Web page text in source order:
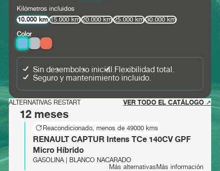
Kilómetros incluidos
10.000 km 15.000 km 20.000 km 25.000 km
30.000 km
Color
Sin desembolso inicial.Flexibilidad total.
Seguro y mantenimiento incluido.
ALTERNATIVAS RESTART VER TODO EL CATÁLOGO ↗
12 meses
Reacondicionado, menos de 49000 kms
RENAULT CAPTUR Intens TCe 140CV GPF
Micro Híbrido
GASOLINA | BLANCO NACARADO
Más alternativas
Más información